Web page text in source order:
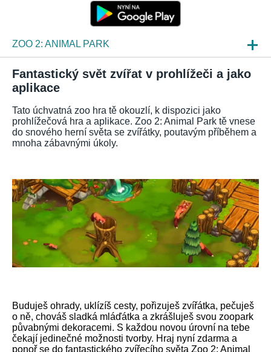
ZOO 2: ANIMAL PARK
NOVINKY
NÁHLEDY HER
ČKO
Fantastický svět zvířat v prohlížeči a jako
aplikace
Tato úchvatná zoo hra tě okouzlí, k dispozici jako
prohlížečová hra a aplikace. Zoo 2: Animal Park tě vnese
do snového herní světa se zvířátky, poutavým příběhem a
mnoha zábavnými úkoly.
Buduješ ohrady, uklízíš cesty, pořizuješ zvířátka, pečuješ
o ně, chováš sladká mláďátka a zkrášluješ svou zoopark
půvabnými dekoracemi. S každou novou úrovní na tebe
čekají jedinečné možnosti tvorby. Hraj nyní zdarma a
ponoř se do fantastického zvířecího světa Zoo 2: Animal